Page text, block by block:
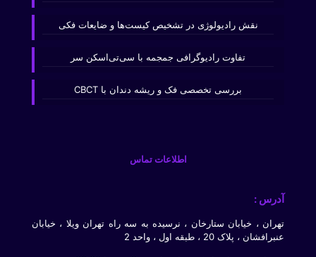
نقش رادیولوژی در تشخیص کیست‌ها و ضایعات فکی
تفاوت رادیوگرافی جمجمه با سی‌تی‌اسکن سر
بررسی تخصصی فک و ریشه دندان با CBCT
اطلاعات تماس
آدرس :
تهران ، خیابان ستارخان ، نرسیده به سه راه تهران ویلا ، خیابان
عنبرافشان ، پلاک 20 ، طبقه اول ، واحد 2